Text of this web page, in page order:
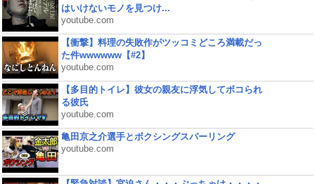
はいけないモノを見つけ...
youtube.com
【衝撃】料理の失敗作がツッコミどころ満載だっ
た件wwwwww【#2】
youtube.com
【多目的トイレ】彼女の親友に浮気してボコられ
る彼氏
youtube.com
亀田京之介選手とボクシングスパーリング
youtube.com